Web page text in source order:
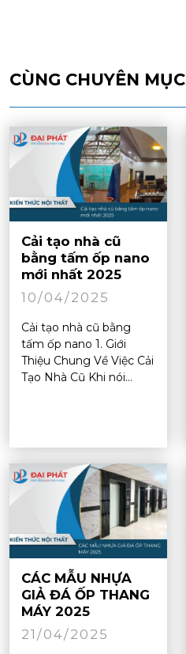
CÙNG CHUYÊN MỤC
Cải tạo nhà cũ
bằng tấm ốp nano
mới nhất 2025
10/04/2025
Cải tạo nhà cũ bằng
tấm ốp nano 1. Giới
Thiệu Chung Về Việc Cải
Tạo Nhà Cũ Khi nói...
CÁC MẪU NHỰA
GIẢ ĐÁ ỐP THANG
MÁY 2025
21/04/2025